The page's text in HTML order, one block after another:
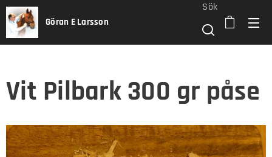
Göran E Larsson
Sök
Vit Pilbark 300 gr påse